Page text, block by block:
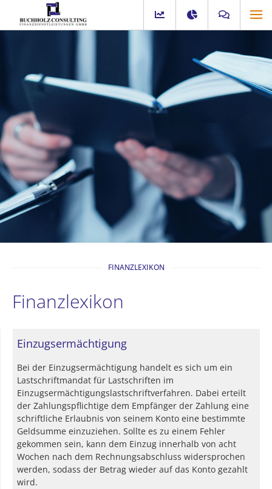
FINANZLEXIKON
Finanzlexikon
Einzugsermächtigung
Bei der Einzugsermächtigung handelt es sich um ein
Lastschriftmandat für Lastschriften im
Einzugsermächtigungslastschriftverfahren. Dabei erteilt
der Zahlungspflichtige dem Empfänger der Zahlung eine
schriftliche Erlaubnis von seinem Konto eine bestimmte
Geldsumme einzuziehen. Sollte es zu einem Fehler
gekommen sein, kann dem Einzug innerhalb von acht
Wochen nach dem Rechnungsabschluss widersprochen
werden, sodass der Betrag wieder auf das Konto gezahlt
wird.